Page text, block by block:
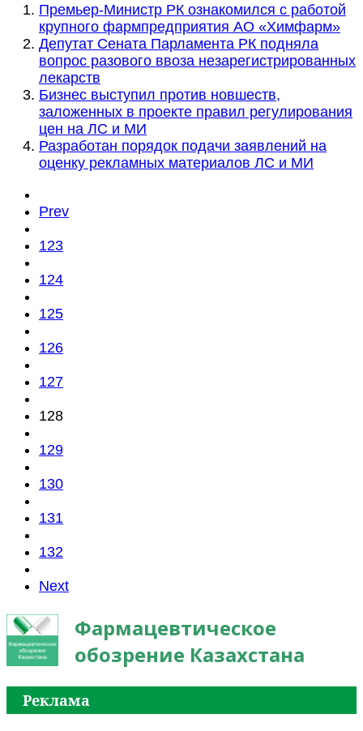
Премьер-Министр РК ознакомился с работой
крупного фармпредприятия АО «Химфарм»
Депутат Сената Парламента РК подняла
вопрос разового ввоза незарегистрированных
лекарств
Бизнес выступил против новшеств,
заложенных в проекте правил регулирования
цен на ЛС и МИ
Разработан порядок подачи заявлений на
оценку рекламных материалов ЛС и МИ
Prev
123
124
125
126
127
128
129
130
131
132
Next
Фармацевтическое
обозрение Казахстана
Реклама